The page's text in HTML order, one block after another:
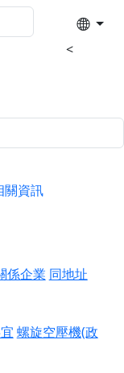
<
關資訊
係企業 同地址
螺旋空壓機(政